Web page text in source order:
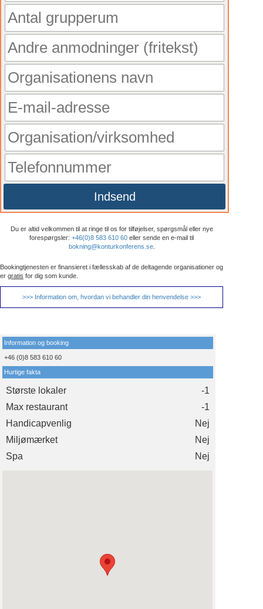
Indsend
Du er altid velkommen til at ringe til os for tilføjelser, spørgsmål eller nye
forespørgsler: +46(0)8 583 610 60 eller sende en e-mail til
bokning@konturkonferens.se.
Bookingtjenesten er finansieret i fællesskab af de deltagende organisationer og
er gratis for dig som kunde.
>>> Information om, hvordan vi behandler din henvendelse >>>
Information og booking
+46 (0)8 583 610 60
Hurtige fakta
Største lokaler
-1
Max restaurant
-1
Handicapvenlig
Nej
Miljømærket
Nej
Spa
Nej